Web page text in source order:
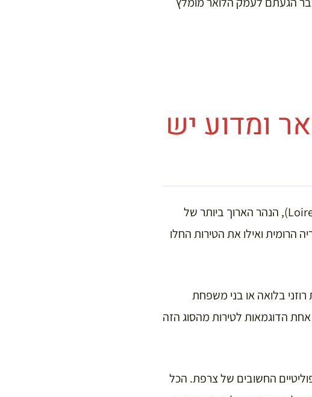
ומדוע יש
עמק הלואר נמצא דרומית מערבית לפריז והוא משתרע לאורכו של נהר הלואר (Loire), הנהר הארוך ביותר של
הרומית ואילו את הטירות החלו
בלואה או בני משפחת
הדוגמאות לטירות מהסוג הזה
המרכזים הפוליטיים החשובים של צרפת. הכל